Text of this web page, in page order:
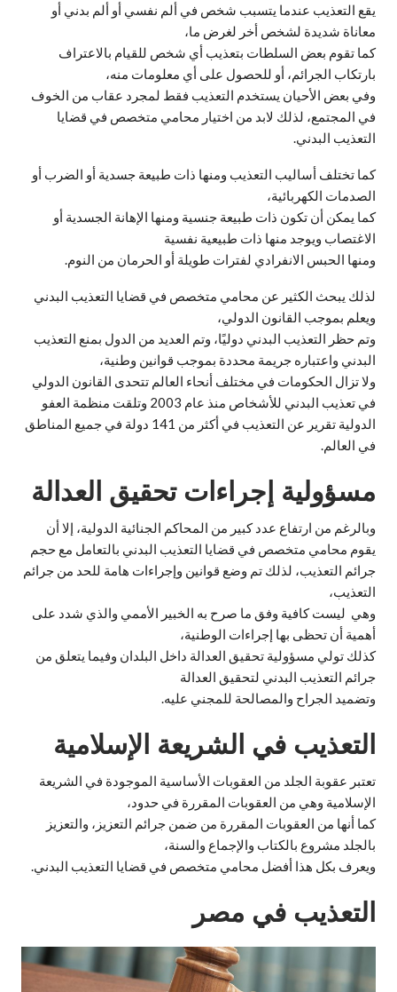
يقع التعذيب عندما يتسبب شخص في ألم نفسي أو ألم بدني أو
معاناة شديدة لشخص أخر لغرض ما،
كما تقوم بعض السلطات بتعذيب أي شخص للقيام بالاعتراف
بارتكاب الجرائم، أو للحصول على أي معلومات منه،
وفي بعض الأحيان يستخدم التعذيب فقط لمجرد عقاب من الخوف
في المجتمع، لذلك لابد من اختيار محامي متخصص في قضايا
التعذيب البدني.
كما تختلف أساليب التعذيب ومنها ذات طبيعة جسدية أو الضرب أو
الصدمات الكهربائية،
كما يمكن أن تكون ذات طبيعة جنسية ومنها الإهانة الجسدية أو
الاغتصاب ويوجد منها ذات طبيعية نفسية
ومنها الحبس الانفرادي لفترات طويلة أو الحرمان من النوم.
لذلك يبحث الكثير عن محامي متخصص في قضايا التعذيب البدني
ويعلم بموجب القانون الدولي،
وتم حظر التعذيب البدني دوليًا، وتم العديد من الدول بمنع التعذيب
البدني واعتباره جريمة محددة بموجب قوانين وطنية،
ولا تزال الحكومات في مختلف أنحاء العالم تتحدى القانون الدولي
في تعذيب البدني للأشخاص منذ عام 2003 وتلقت منظمة العفو
الدولية تقرير عن التعذيب في أكثر من 141 دولة في جميع المناطق
في العالم.
مسؤولية إجراءات تحقيق العدالة
وبالرغم من ارتفاع عدد كبير من المحاكم الجنائية الدولية، إلا أن
يقوم محامي متخصص في قضايا التعذيب البدني بالتعامل مع حجم
جرائم التعذيب، لذلك تم وضع قوانين وإجراءات هامة للحد من جرائم
التعذيب،
وهي ليست كافية وفق ما صرح به الخبير الأممي والذي شدد على
أهمية أن تحظى بها إجراءات الوطنية،
كذلك تولي مسؤولية تحقيق العدالة داخل البلدان وفيما يتعلق من
جرائم التعذيب البدني لتحقيق العدالة
وتضميد الجراح والمصالحة للمجني عليه.
التعذيب في الشريعة الإسلامية
تعتبر عقوبة الجلد من العقوبات الأساسية الموجودة في الشريعة
الإسلامية وهي من العقوبات المقررة في حدود،
كما أنها من العقوبات المقررة من ضمن جرائم التعزيز، والتعزيز
بالجلد مشروع بالكتاب والإجماع والسنة،
ويعرف بكل هذا أفضل محامي متخصص في قضايا التعذيب البدني.
التعذيب في مصر